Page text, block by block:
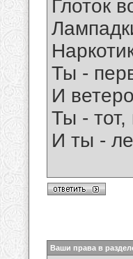
Глоток
Ты -
И
Ты -
И ты -
Ваши права в